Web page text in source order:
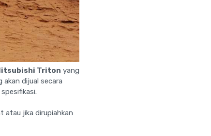
Triton yang
akan dijual secara
atau jika dirupiahkan